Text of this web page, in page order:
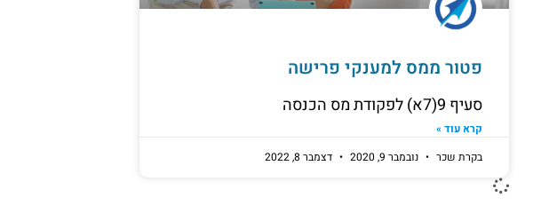
פטור ממס למענקי פרישה
סעיף 9(7א) לפקודת מס הכנסה
קרא עוד »
בקרת שכר
נובמבר 9, 2020 דצמבר 8, 2022